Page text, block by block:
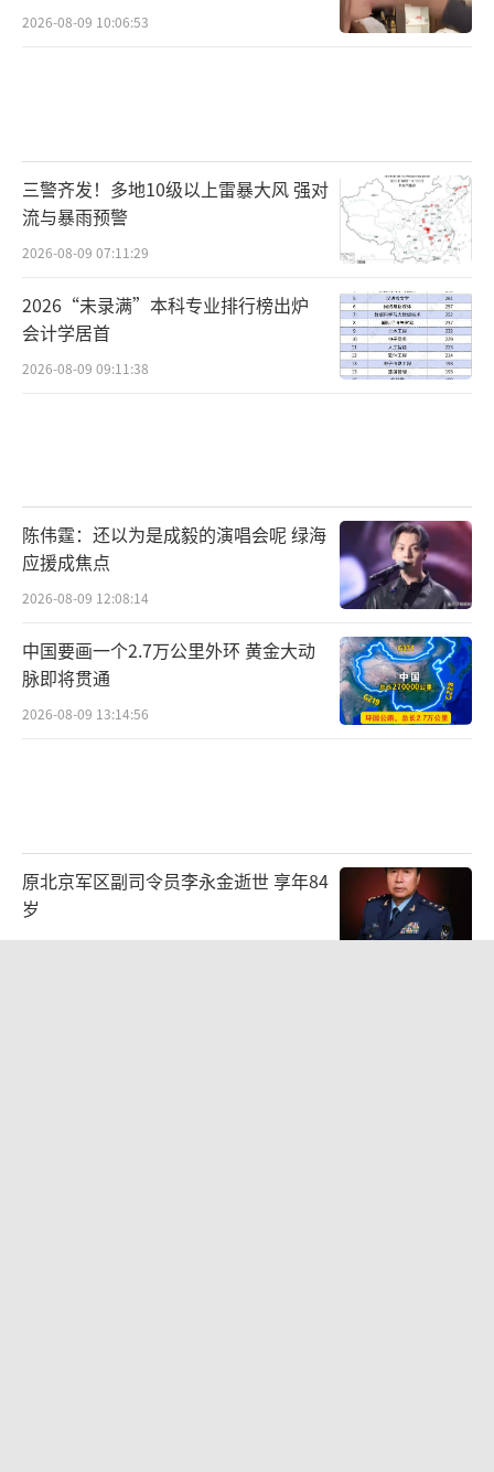
2026-08-09 10:06:53
三警齐发！多地10级以上雷暴大风 强对
流与暴雨预警
2026-08-09 07:11:29
2026“未录满”本科专业排行榜出炉
会计学居首
2026-08-09 09:11:38
陈伟霆：还以为是成毅的演唱会呢 绿海
应援成焦点
2026-08-09 12:08:14
中国要画一个2.7万公里外环 黄金大动
脉即将贯通
2026-08-09 13:14:56
原北京军区副司令员李永金逝世 享年84
岁
2026-08-09 07:16:45